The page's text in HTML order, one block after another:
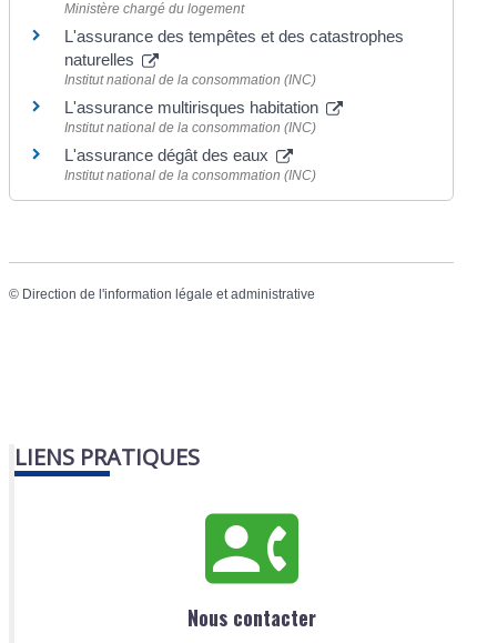
Ministère chargé du logement
L'assurance des tempêtes et des catastrophes
naturelles
Institut national de la consommation (INC)
L'assurance multirisques habitation
Institut national de la consommation (INC)
L'assurance dégât des eaux
Institut national de la consommation (INC)
© Direction de l'information légale et administrative
LIENS PRATIQUES
Nous contacter